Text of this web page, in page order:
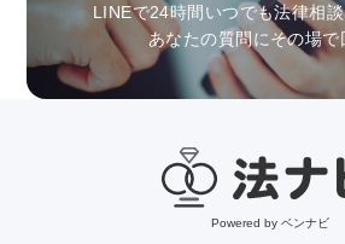
LINEで24時間いつでも法律相
あなたの質問にその場で
Powered by ベンナビ